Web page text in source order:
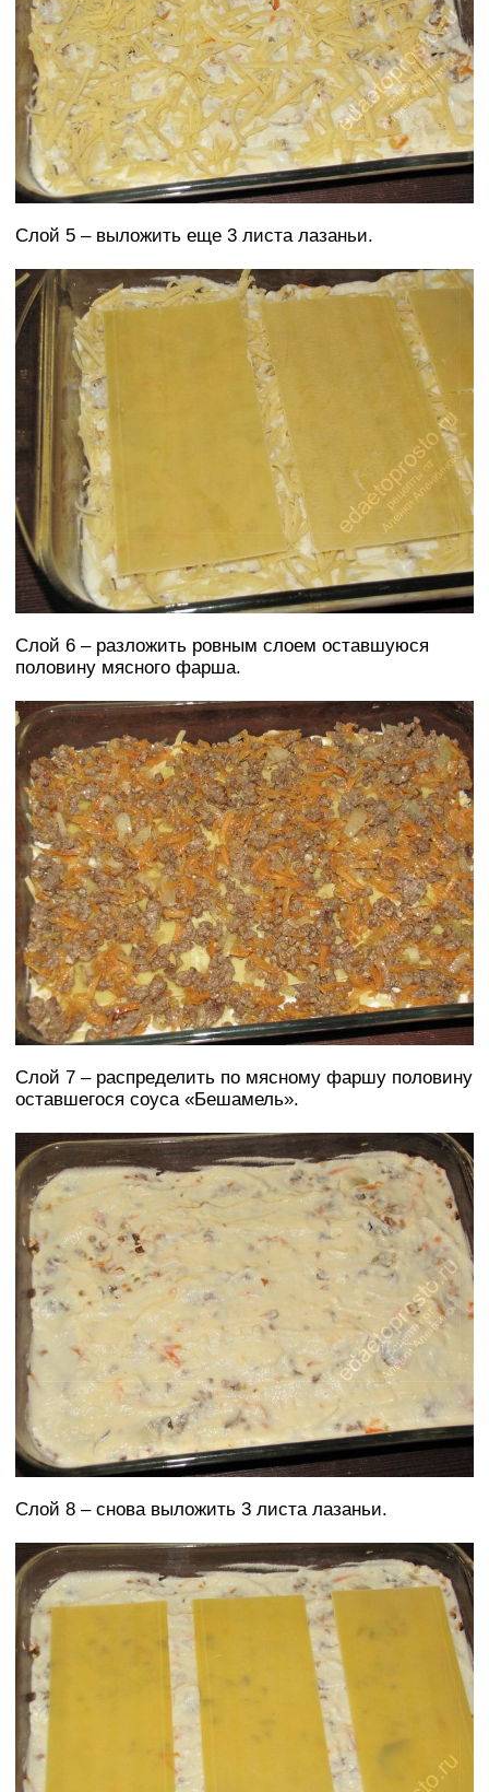
Слой 5 – выложить еще 3 листа лазаньи.
Слой 6 – разложить ровным слоем оставшуюся
половину мясного фарша.
Слой 7 – распределить по мясному фаршу половину
оставшегося соуса «Бешамель».
Слой 8 – снова выложить 3 листа лазаньи.